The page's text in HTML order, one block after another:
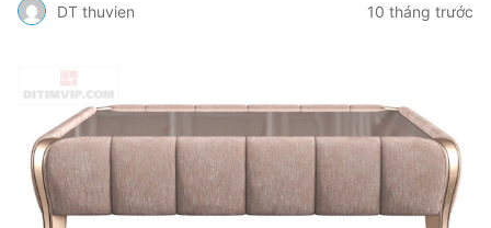
DT thuvien 10 tháng trước